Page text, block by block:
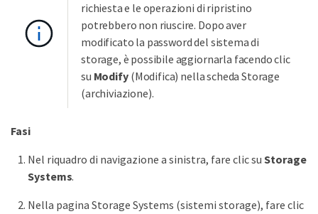
richiesta e le operazioni di ripristino
potrebbero non riuscire. Dopo aver
modificato la password del sistema di
storage, è possibile aggiornarla facendo clic
su Modify (Modifica) nella scheda Storage
(archiviazione).
Fasi
Nel riquadro di navigazione a sinistra, fare clic su Storage
Systems.
Nella pagina Storage Systems (sistemi storage), fare clic